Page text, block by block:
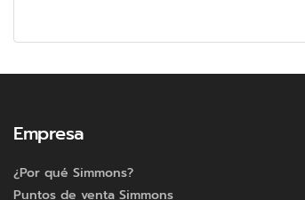
Empresa
¿Por qué Simmons?
Puntos de venta Simmons